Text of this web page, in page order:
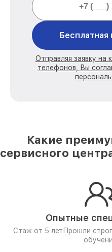
Бесплатная
Отправляя заявку на
телефонов, Вы
Какие
сервисного
Опытные
Стаж от 5 лет Прошли